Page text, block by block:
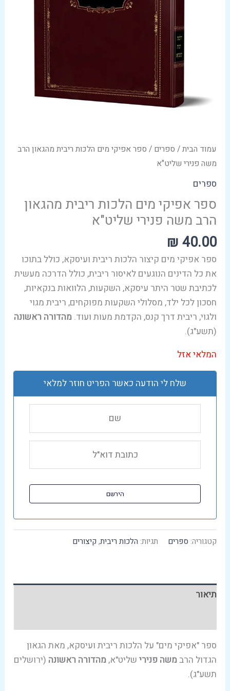
עמוד הבית/ ספרים / ספר אפיקי מים הלכות ריבית מהגאון הרב
משה פנירי שליט"א
ספרים
ספר אפיקי מים הלכות ריבית מהגאון
הרב משה פנירי שליט"א
₪ 40.00
ספר אפיקי מים קיצור הלכות ריבית ועיסקא, כולל בתוכו
את כל הדינים הנוגעים לאיסור ריבית, כולל הדרכה מעשית
לכתיבת שטר היתר עיסקא, השקעות, הלוואות בנקאיות,
חסכון לכל ילד, מסלולי השקעות מפוקחים, ריבית מגוי
ולגוי, ריבית דרך קנס, הקדמת מעות ועוד.מהדורה ראשונה
(תשע"ג).
המלאי אזל
שלח לי הודעה כאשר הפריט חוזר למלאי
קטגוריה: ספרים תגיות: הלכות ריבית, קיצורים
תיאור
ספר "אפיקי מים" על הלכות ריבית ועיסקא, מאת הגאון
הגדול הרבמשה פנירי שליט"א,מהדורה ראשונה (ירושלים
תשע"ג).